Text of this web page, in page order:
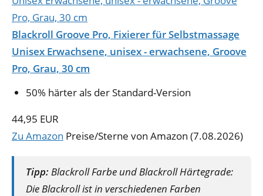
Blackroll Groove Pro, Fixierer für Selbstmassage
Unisex Erwachsene, unisex - erwachsene, Groove
Pro, Grau, 30 cm
50% härter als der Standard-Version
44,95 EUR
Zu Amazon Preise/Sterne von Amazon (7.08.2026)
Tipp:Blackroll Farbe und Blackroll Härtegrade:
Die Blackroll ist in verschiedenen Farben